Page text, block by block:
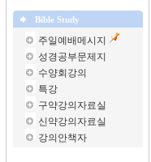
Bible Study
주일예배메시지
성경공부문제지
수양회강의
특강
구약강의자료실
신약강의자료실
강의안책자